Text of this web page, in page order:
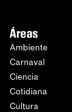
Áreas
Ambiente
Carnaval
Ciencia
Cotidiana
Cultura